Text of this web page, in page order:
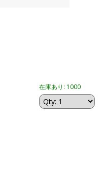
在庫あり: 1000